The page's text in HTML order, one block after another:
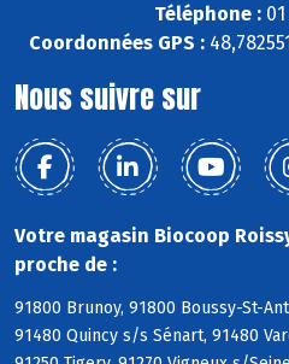
Téléphone :01
Coordonnées GPS :
Nous suivre sur
Votre magasin Biocoop
proche de :
91800 Brunoy, 91800 Boussy-St-
91480 Quincy s/s Sénart, 91480